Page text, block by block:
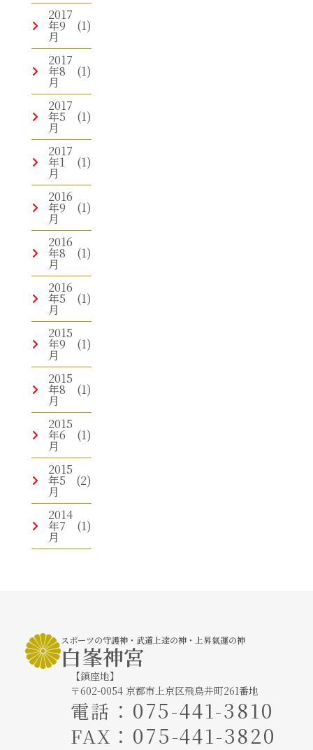
2017
年9
月
(1)
2017
年8
月
(1)
2017
年5
月
(1)
2017
年1
月
(1)
2016
年9
月
(1)
2016
年8
月
(1)
2016
年5
月
(1)
2015
年9
月
(1)
2015
年8
月
(1)
2015
年6
月
(1)
2015
年5
月
(2)
2014
年7
月
(1)
スポーツの守護神・武道上達の神・上昇氣運の神
白峯神宮
【鎮座地】
〒602-0054 京都市上京区飛鳥井町261番地
電話 ： 075-441-3810
FAX ：075-441-3820